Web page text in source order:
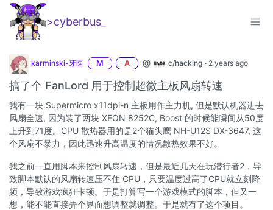
>cyberbus
karminski-牙医 M A @ c/hacking · 2 years ago
搞了个 FanLord 用于控制超微主板风扇转速
我有一块 Supermicro x11dpi-n 主板用作主力机, 但是默认机器进去
风扇全速, 因为装了两块 XEON 8252C, Boost 的时候能瞬间从50度
上升到71度。CPU 散热器用的是2个猫头鹰 NH-U12S DX-3647, 这
个风扇不暴力，因此迅速升高温度的情况散热效果不好。
我之前一直用脚本来控制风扇转速，但是最近几天在玩潜行者2，导
致脚本默认的风扇转速压不住 CPU，只要温度过高了CPU就立刻降
频，导致游戏疯狂卡顿。于是打算写一个游戏模式的脚本，但又一
想，能不能直接弄个界面想调整就调整。于是就有了这个项目。